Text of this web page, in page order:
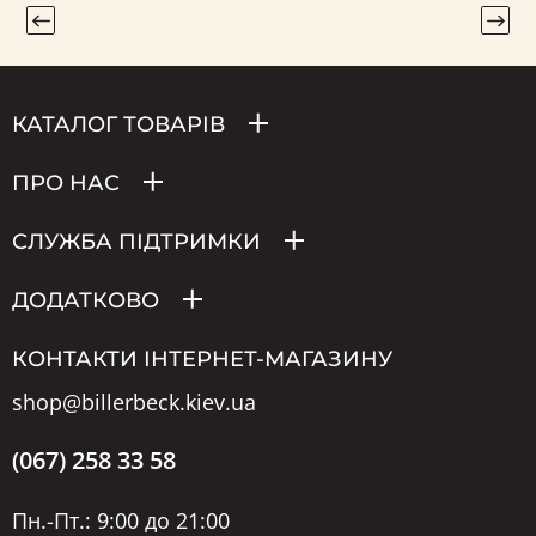
КАТАЛОГ ТОВАРІВ
ПРО НАС
СЛУЖБА ПІДТРИМКИ
ДОДАТКОВО
КОНТАКТИ ІНТЕРНЕТ-МАГАЗИНУ
shop@billerbeck.kiev.ua
(067) 258 33 58
Пн.-Пт.: 9:00 до 21:00